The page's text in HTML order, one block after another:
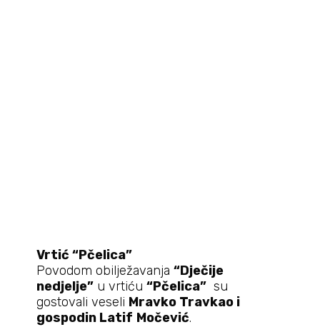
Vrtić “Pčelica”
Povodom obilježavanja “Dječije
nedjelje”u vrtiću “Pčelica”su
gostovali veseli Mravko Travkao i
gospodin Latif Močević.